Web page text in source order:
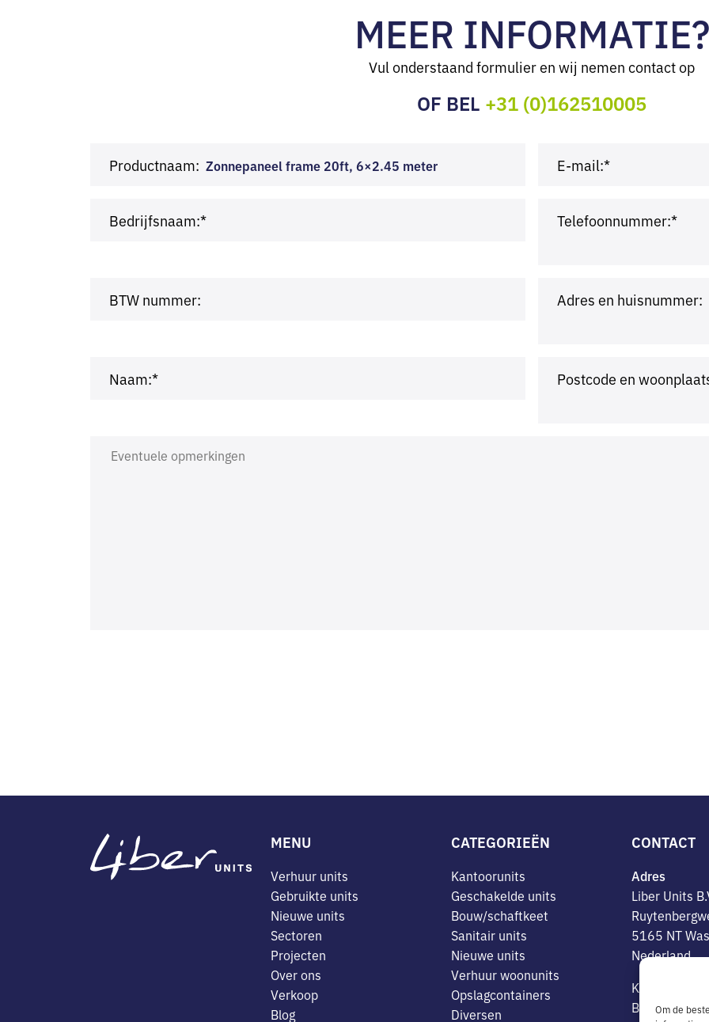
Om de
MEER INFORMATIE?
Vul onderstaand formulier en wij nemen contact op
OF BEL +31 (0)162510005
Productnaam: Zonnepaneel frame 20ft, 6×2.45 meter E-mail:*
Bedrijfsnaam:* Telefoonnummer:*
BTW nummer: Adres en huisnummer:
Naam:* Postcode en
MENU
Verhuur units
Gebruikte units
Nieuwe units
Sectoren
Projecten
Over ons
Verkoop
Blog
CATEGORIEËN
Kantoorunits
Geschakelde units
Bouw/schaftkeet
Sanitair units
Nieuwe units
Verhuur woonunits
Opslagcontainers
Diversen
CONTACT
Adres
Liber Units
5165 NT
Nederland
K.v.K. nr.
BTW-NL